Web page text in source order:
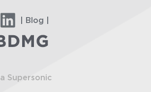
| Blog |
Supersonic